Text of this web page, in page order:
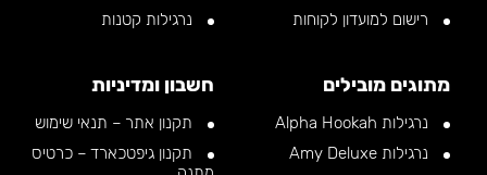
רישום למועדון לקוחות
נרגילות קטנות
מתוגים מובילים
נרגילות Alpha Hookah
נרגילות Amy Deluxe
חשבון ומדיניות
תקנון אתר – תנאי שימוש
תקנון גיפטכארד – כרטיס